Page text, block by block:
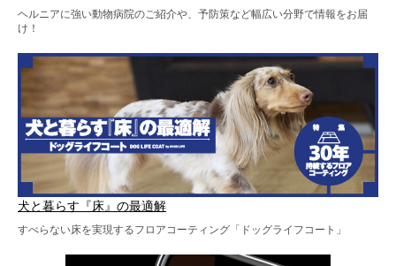
ヘルニアに強い動物病院のご紹介や、予防策など幅広い分野で情報をお届
け！
犬と暮らす『床』の最適解
すべらない床を実現するフロアコーティング「ドッグライフコート」